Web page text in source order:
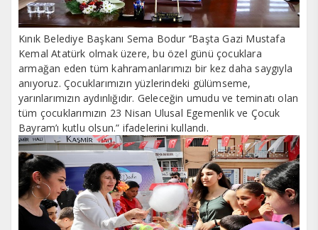
Kınık Belediye Başkanı Sema Bodur ‘’Başta Gazi Mustafa
Kemal Atatürk olmak üzere, bu özel günü çocuklara
armağan eden tüm kahramanlarımızı bir kez daha saygıyla
anıyoruz. Çocuklarımızın yüzlerindeki gülümseme,
yarınlarımızın aydınlığıdır. Geleceğin umudu ve teminatı olan
tüm çocuklarımızın 23 Nisan Ulusal Egemenlik ve Çocuk
Bayram’ı kutlu olsun.” ifadelerini kullandı.